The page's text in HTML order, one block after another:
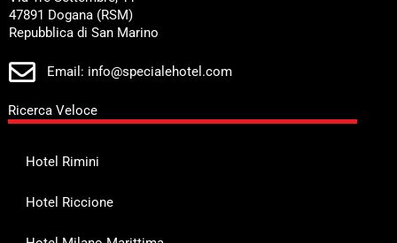
47891 Dogana (RSM)
Repubblica di San Marino
Email: info@specialehotel.com
Ricerca Veloce
Hotel Rimini
Hotel Riccione